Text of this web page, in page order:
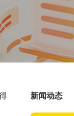
新闻动态